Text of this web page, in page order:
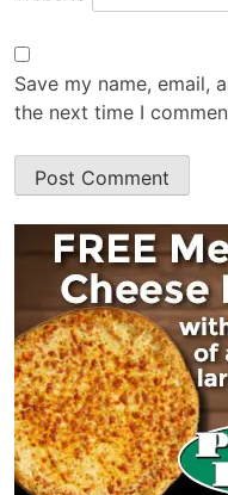
Save my name, email,
the next time I